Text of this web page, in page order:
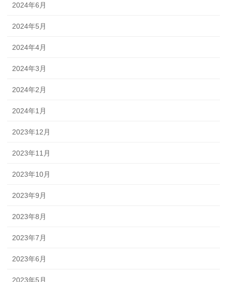
2024年6月
2024年5月
2024年4月
2024年3月
2024年2月
2024年1月
2023年12月
2023年11月
2023年10月
2023年9月
2023年8月
2023年7月
2023年6月
2023年5月